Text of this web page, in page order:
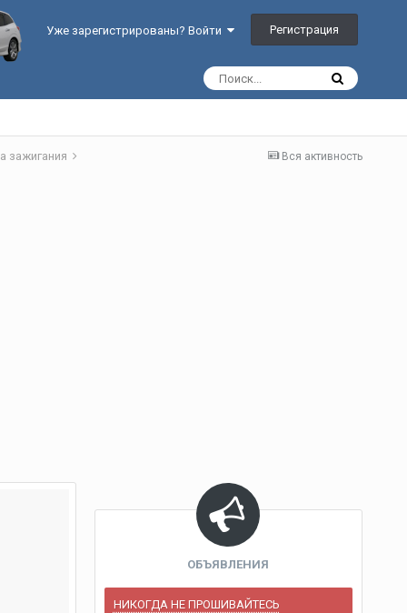
Уже зарегистрированы? Войти Регистрация
Вся активность
зажигания
ОБЪЯВЛЕНИЯ
НИКОГДА НЕ ПРОШИВАЙТЕСЬ